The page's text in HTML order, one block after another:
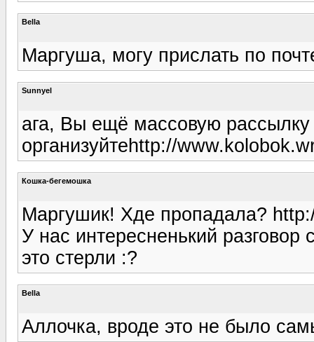
Bella
Маргуша, могу прислать по
Sunnyel
ага, Вы ещё массовую рассылку
организуйтеhttp://
Кошка-бегемошка
Маргушик! Хде пропадала?
У нас интересненький
это стерли :?
Bella
Аллочка, вроде это не было